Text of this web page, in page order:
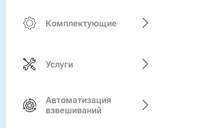
Комплектующие
Услуги
Автоматизация
взвешиваний